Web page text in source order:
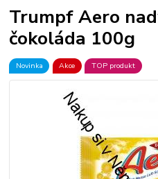
Trumpf Aero
čokoláda 100g
Novinka Akce TOP produkt